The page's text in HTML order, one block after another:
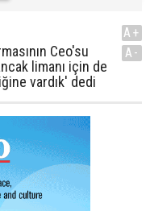
Ceo'su
limanı için de
vardık' dedi
A+
A-